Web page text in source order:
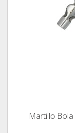
Martillo